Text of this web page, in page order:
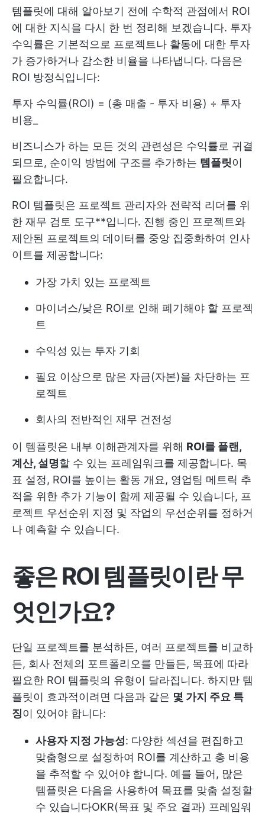
템플릿에 대해 알아보기 전에 수학적 관점에서 ROI
에 대한 지식을 다시 한 번 정리해 보겠습니다. 투자
수익률은 기본적으로 프로젝트나 활동에 대한 투자
가 증가하거나 감소한 비율을 나타냅니다. 다음은
ROI 방정식입니다:
투자 수익률(ROI) = (총 매출 - 투자 비용) ÷ 투자
비용_
비즈니스가 하는 모든 것의 관련성은 수익률로 귀결
되므로, 순이익 방법에 구조를 추가하는 템플릿이
필요합니다.
ROI 템플릿은 프로젝트 관리자와 전략적 리더를 위
한 재무 검토 도구**입니다. 진행 중인 프로젝트와
제안된 프로젝트의 데이터를 중앙 집중화하여 인사
이트를 제공합니다:
가장 가치 있는 프로젝트
마이너스/낮은 ROI로 인해 폐기해야 할 프로젝
트
수익성 있는 투자 기회
필요 이상으로 많은 자금(자본)을 차단하는 프
로젝트
회사의 전반적인 재무 건전성
이 템플릿은 내부 이해관계자를 위해 ROI를 플랜,
계산, 설명할 수 있는 프레임워크를 제공합니다. 목
표 설정, ROI를 높이는 활동 개요, 영업팀 메트릭 추
적을 위한 추가 기능이 함께 제공될 수 있습니다, 프
로젝트 우선순위 지정 및 작업의 우선순위를 정하거
나 예측할 수 있습니다.
좋은 ROI 템플릿이란 무
엇인가요?
단일 프로젝트를 분석하든, 여러 프로젝트를 비교하
든, 회사 전체의 포트폴리오를 만들든, 목표에 따라
필요한 ROI 템플릿의 유형이 달라집니다. 하지만 템
플릿이 효과적이려면 다음과 같은 몇 가지 주요 특
징이 있어야 합니다:
사용자 지정 가능성: 다양한 섹션을 편집하고
맞춤형으로 설정하여 ROI를 계산하고 총 비용
을 추적할 수 있어야 합니다. 예를 들어, 많은
템플릿은 다음을 사용하여 목표를 맞춤 설정할
수 있습니다OKR(목표 및 주요 결과) 프레임워